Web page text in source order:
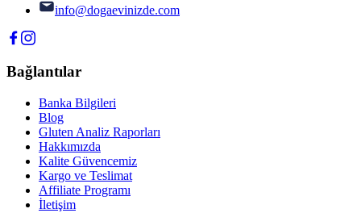
info@dogaevinizde.com
Bağlantılar
Banka Bilgileri
Blog
Gluten Analiz Raporları
Hakkımızda
Kalite Güvencemiz
Kargo ve Teslimat
Affiliate Programı
İletişim